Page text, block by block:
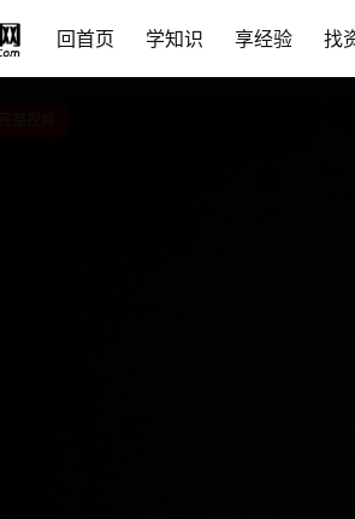
回首页 学知识 享经验 找